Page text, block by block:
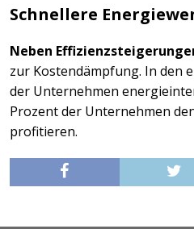
Schnellere
Neben
zur Kostendämpfung. In den
der Unternehmen
Prozent der Unternehmen
profitieren.